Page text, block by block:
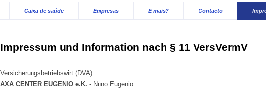
Caixa de saúde Empresas E mais? Contacto
Impressum und Information nach § 11 VersVermV
Versicherungsbetriebswirt (DVA)
AXA CENTER EUGENIO e.K. - Nuno Eugenio